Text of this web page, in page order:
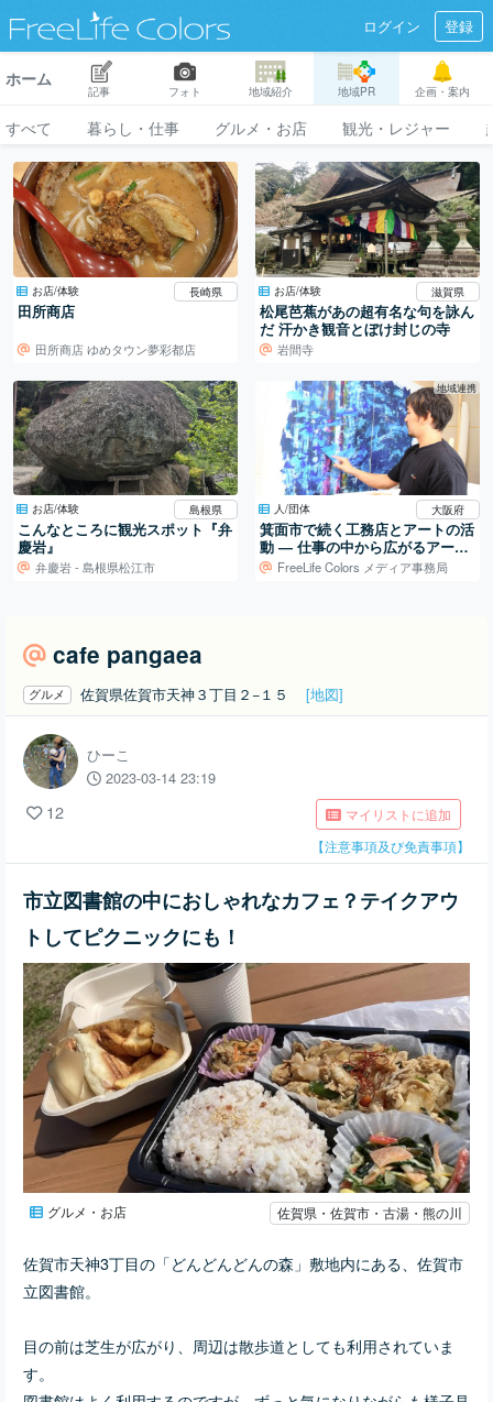
ログイン 登録
ホーム
記事 フォト 地域紹介 地域PR 企画・案内
すべて 暮らし・仕事 グルメ・お店 観光・レジャー
お店/体験 長崎県
田所商店
田所商店 ゆめタウン夢彩都店
お店/体験 滋賀県
松尾芭蕉があの超有名な句を詠ん
だ 汗かき観音とぼけ封じの寺
岩間寺
お店/体験 島根県
こんなところに観光スポット『弁
慶岩』
弁慶岩 - 島根県松江市
地域連携
人/団体 大阪府
箕面市で続く工務店とアートの活
動 ― 仕事の中から広がるアート
制作FreeLife Colors メディア事務局
cafe pangaea
グルメ 佐賀県佐賀市天神３丁目２−１５ [地図]
ひーこ
2023-03-14 23:19
12
マイリストに追加
【注意事項及び免責事項】
市立図書館の中におしゃれなカフェ？テイクアウ
トしてピクニックにも！
グルメ・お店 佐賀県・佐賀市・古湯・熊の川
佐賀市天神3丁目の「どんどんどんの森」敷地内にある、佐賀市
立図書館。
目の前は芝生が広がり、周辺は散歩道としても利用されていま
す。